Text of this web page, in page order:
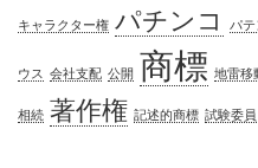
キャラクター権 パチンコ パ
ウス 会社支配 公開 商標 地雷移
相続 著作権 記述的商標 試験委員